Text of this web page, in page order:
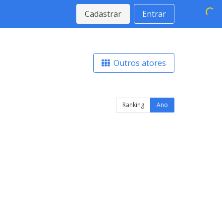
Cadastrar Entrar
Outros atores
Ranking Ano